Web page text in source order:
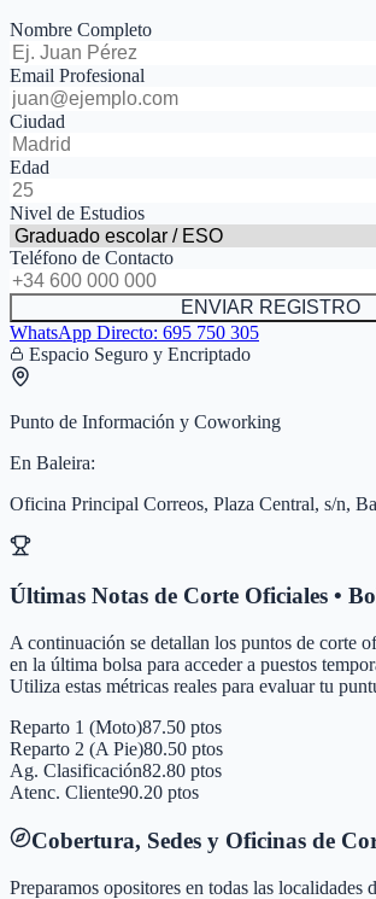
Nombre Completo
Email Profesional
Ciudad
Edad
Nivel de Estudios
Teléfono de Contacto
ENVIAR REGISTRO
WhatsApp Directo: 695 750 305
Espacio Seguro y Encriptado
Punto de Información y Coworking
En Baleira:
Oficina Principal Correos, Plaza Central, s/n,
Últimas Notas de Corte Oficiales •
A continuación se detallan los puntos de corte
en la última bolsa para acceder a puestos
Utiliza estas métricas reales para evaluar tu
Reparto 1 (Moto)87.50 ptos
Reparto 2 (A Pie)80.50 ptos
Ag. Clasificación82.80 ptos
Atenc. Cliente90.20 ptos
Cobertura, Sedes y Oficinas de
Preparamos opositores en todas las localidades